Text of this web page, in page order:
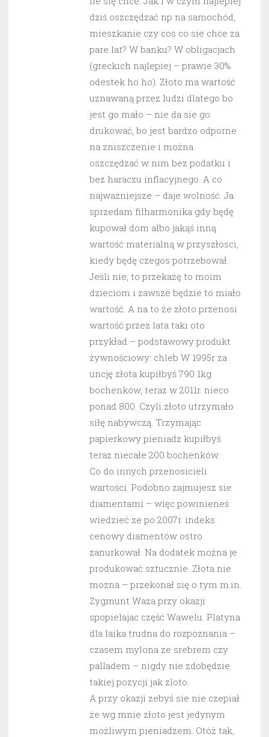
dziś oszczędzać np na samochód,
mieszkanie czy cos co sie chce za
pare lat? W banku? W obligacjach
(greckich najlepiej – prawie 30%
odestek ho ho). Złoto ma wartość
uznawaną przez ludzi dlatego bo
jest go mało – nie da sie go
drukować, bo jest bardzo odporne
na zniszczenie i można
oszczędzać w nim bez podatku i
bez haraczu inflacyjnego. A co
najważniejsze – daje wolność. Ja
sprzedam filharmonika gdy będę
kupował dom albo jakąś inną
wartość materialną w przyszłosci,
kiedy będę czegos potrzebował.
Jeśli nie, to przekażę to moim
dzieciom i zawsze będzie to miało
wartość. A na to że złoto przenosi
wartość przez lata taki oto
przykład – podstawowy produkt
żywnościowy: chleb W 1995r za
uncję złota kupiłbyś 790 1kg
bochenków, teraz w 2011r. nieco
ponad 800. Czyli złoto utrzymało
siłę nabywczą. Trzymając
papierkowy pieniadz kupiłbyś
teraz niecałe 200 bochenków.
Co do innych przenosicieli
wartości. Podobno zajmujesz sie
diamentami – więc powinieneś
wiedzieć ze po 2007r. indeks
cenowy diamentów ostro
zanurkował. Na dodatek można je
produkować sztucznie. Złota nie
mozna – przekonał się o tym m.in.
Zygmunt Waza przy okazji
spopielajac część Wawelu. Platyna
dla laika trudna do rozpoznania –
czasem mylona ze srebrem czy
palladem – nigdy nie zdobędzie
takiej pozycji jak zloto.
A przy okazji zebyś sie nie czepiał
że wg mnie złoto jest jedynym
możliwym pieniadzem. Otóż tak,